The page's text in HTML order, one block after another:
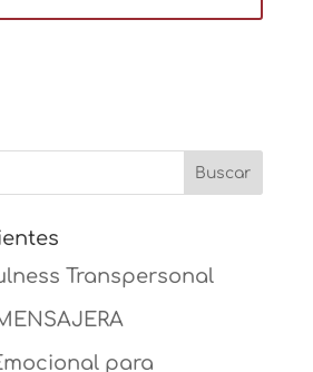
Transpersonal
para